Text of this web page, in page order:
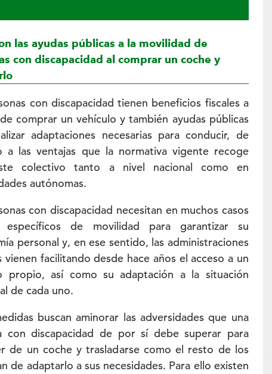
las ayudas públicas a la movilidad de
con discapacidad al comprar un coche y
con discapacidad tienen beneficios fiscales a
comprar un vehículo y también ayudas públicas
adaptaciones necesarias para conducir, de
a las ventajas que la normativa vigente recoge
colectivo tanto a nivel nacional como en
autónomas.
con discapacidad necesitan en muchos casos
específicos de movilidad para garantizar su
personal y, en ese sentido, las administraciones
vienen facilitando desde hace años el acceso a un
propio, así como su adaptación a la situación
de cada uno.
buscan aminorar las adversidades que una
con discapacidad de por sí debe superar para
de un coche y trasladarse como el resto de los
de adaptarlo a sus necesidades. Para ello existen